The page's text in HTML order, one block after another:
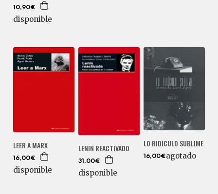
10,90€
disponible
LEER A MARX
16,00€
disponible
LENIN REACTIVADO
31,00€
disponible
LO RIDICULO SUBLIME
16,00€agotado